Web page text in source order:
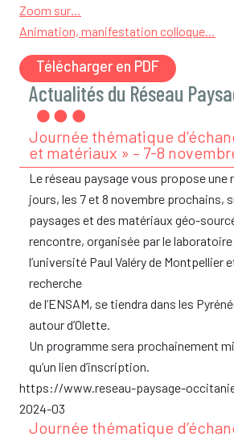
Zoom sur…
Animation, manifestation colloque…
Télécharger en PDF
Actualités du Réseau
Journée thématique
et matériaux » – 7-8
Le réseau paysage vous propose une
jours, les 7 et 8 novembre prochains,
paysages et des matériaux géo-
rencontre, organisée par le laboratoire
l’université Paul Valéry de Montpellier
recherche
de l’ENSAM, se tiendra dans les
autour d’Olette.
Un programme sera prochainement
qu’un lien d’inscription.
https://www.reseau-paysage-
2024-03
Journée thématique